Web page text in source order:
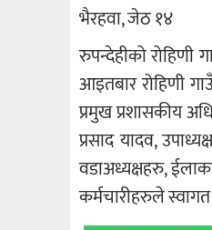
भैरहवा, जेठ १४
रुपन्देहीको रोहिणी
आइतबार रोहिणी
प्रमुख प्रशासकीय
प्रसाद यादव,
वडाअध्यक्षहरु,
कर्मचारीहरुले